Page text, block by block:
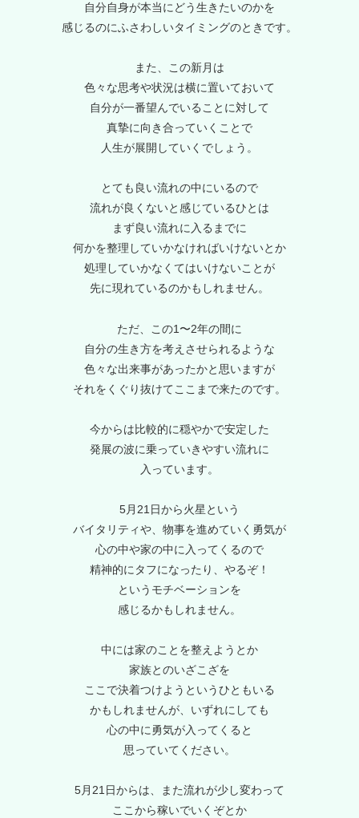
自分自身が本当にどう生きたいのかを
感じるのにふさわしいタイミングのときです。
また、この新月は
色々な思考や状況は横に置いておいて
自分が一番望んでいることに対して
真摯に向き合っていくことで
人生が展開していくでしょう。
とても良い流れの中にいるので
流れが良くないと感じているひとは
まず良い流れに入るまでに
何かを整理していかなければいけないとか
処理していかなくてはいけないことが
先に現れているのかもしれません。
ただ、この1〜2年の間に
自分の生き方を考えさせられるような
色々な出来事があったかと思いますが
それをくぐり抜けてここまで来たのです。
今からは比較的に穏やかで安定した
発展の波に乗っていきやすい流れに
入っています。
5月21日から火星という
バイタリティや、物事を進めていく勇気が
心の中や家の中に入ってくるので
精神的にタフになったり、やるぞ！
というモチベーションを
感じるかもしれません。
中には家のことを整えようとか
家族とのいざこざを
ここで決着つけようというひともいる
かもしれませんが、いずれにしても
心の中に勇気が入ってくると
思っていてください。
5月21日からは、また流れが少し変わって
ここから稼いでいくぞとか